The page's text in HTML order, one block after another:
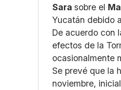
Sarasobre el
Yucatán debido
De acuerdo con
efectos de la
ocasionalmente
Se prevé que la
noviembre,